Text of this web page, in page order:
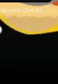
Sprunki OverAll